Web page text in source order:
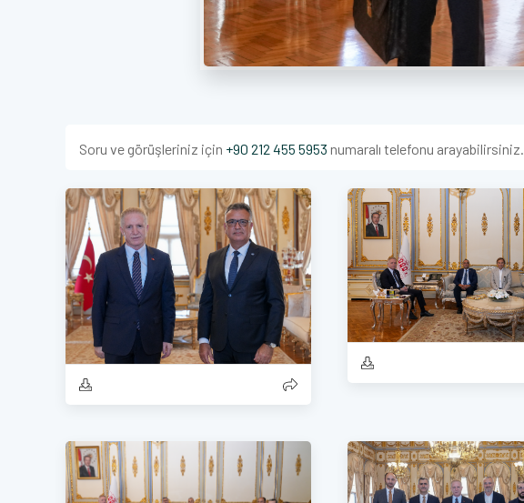
Soru ve görüşleriniz için +90 212 455 5953 numaralı telefonu arayabilirsiniz.